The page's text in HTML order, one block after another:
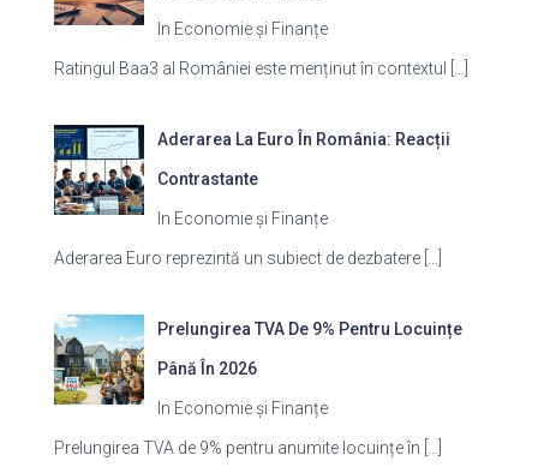
In Economie și Finanțe
Ratingul Baa3 al României este menținut în contextul
Aderarea La Euro În România: Reacții
Contrastante
In Economie și Finanțe
Aderarea Euro reprezintă un subiect de dezbatere
Prelungirea TVA De 9% Pentru Locuințe
Până În 2026
In Economie și Finanțe
Prelungirea TVA de 9% pentru anumite locuințe în